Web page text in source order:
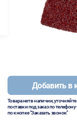
Добавить в
Товара нет в наличии,
поставки под заказ по телефону
по кнопке "Заказать звонок"